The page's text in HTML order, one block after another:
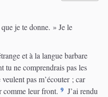
je te donne. » Je le
et à la langue barbare
tu ne comprendrais pas les
pas m’écouter ; car
comme leur front. 9 J’ai rendu